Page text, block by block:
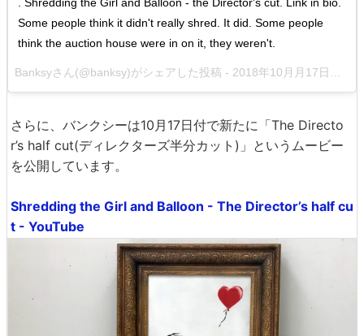
Some people think it didn't really shred. It did. Some people
think the auction house were in on it, they weren't.
Banksyさん(@banksy)がシェアした投稿 - 2018年10月月17日午後2時51分PDT
さらに、バンクシーは10月17日付で新たに「The Directo
r’s half cut(ディレクターズ半分カット)」というムービー
を公開しています。
Shredding the Girl and Balloon - The Director’s half cu
t - YouTube